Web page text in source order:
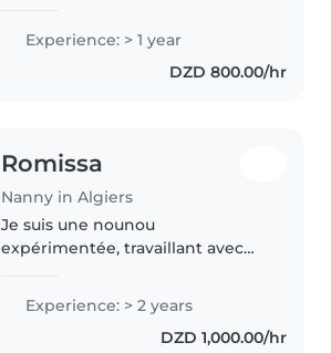
sérieuse, douce et responsable,
avec un grand amour pour les..
Experience: > 1 year
DZD 800.00/hr
Romissa
Nanny in Algiers
Je suis une nounou
expérimentée, travaillant avec
2 ans. Diplômée en soins
infirmiers, je suis certifiée en
premiers secours et j'ai de
Experience: > 2 years
DZD 1,000.00/hr